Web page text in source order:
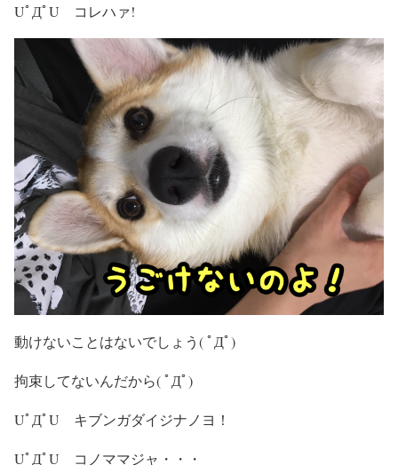
UﾟДﾟU コレハァ!
動けないことはないでしょう( ﾟДﾟ)
拘束してないんだから( ﾟДﾟ)
UﾟДﾟU キブンガダイジナノヨ！
UﾟДﾟU コノママジャ・・・